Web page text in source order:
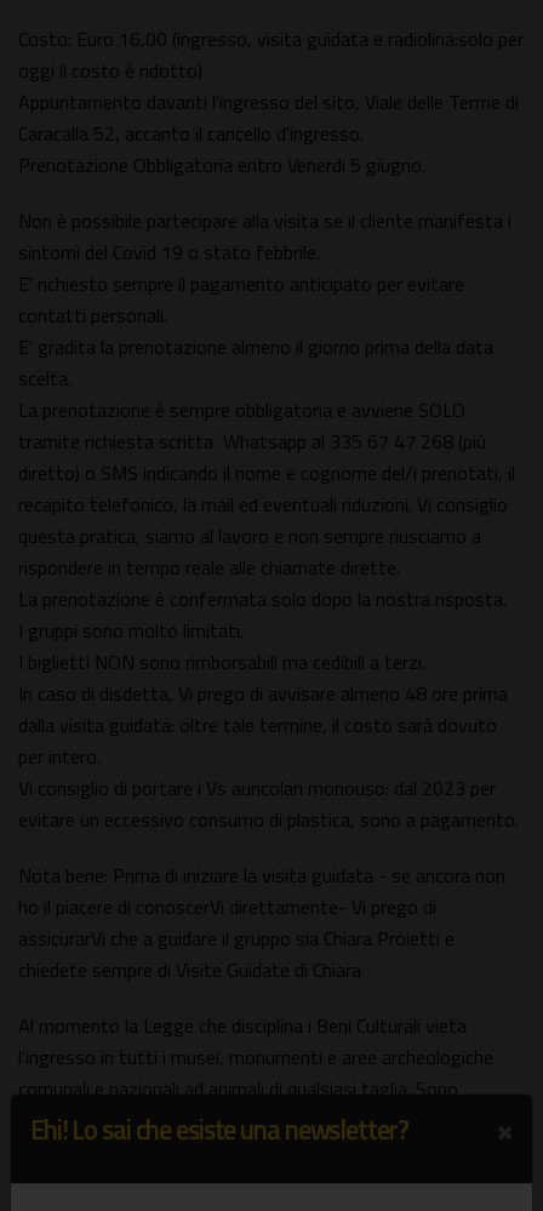
Costo: Euro 16,00 (ingresso, visita guidata e radiolina:solo per
oggi il costo è ridotto)
Appuntamento davanti l'ingresso del sito, Viale delle Terme di
Caracalla 52, accanto il cancello d'ingresso.
Prenotazione Obbligatoria entro Venerdi 5 giugno.
Non è possibile partecipare alla visita se il cliente manifesta i
sintomi del Covid 19 o stato febbrile.
E' richiesto sempre il pagamento anticipato per evitare
contatti personali.
E' gradita la prenotazione almeno il giorno prima della data
scelta.
La prenotazione è sempre obbligatoria e avviene SOLO
tramite richiesta scritta Whatsapp al 335 67 47 268 (più
diretto) o SMS indicando il nome e cognome del/i prenotati, il
recapito telefonico, la mail ed eventuali riduzioni. Vi consiglio
questa pratica, siamo al lavoro e non sempre riusciamo a
rispondere in tempo reale alle chiamate dirette.
La prenotazione è confermata solo dopo la nostra risposta.
I gruppi sono molto limitati.
I biglietti NON sono rimborsabili ma cedibili a terzi.
In caso di disdetta, Vi prego di avvisare almeno 48 ore prima
dalla visita guidata: oltre tale termine, il costo sarà dovuto
per intero.
Vi consiglio di portare i Vs auricolari monouso: dal 2023 per
evitare un eccessivo consumo di plastica, sono a pagamento.
Nota bene: Prima di iniziare la visita guidata - se ancora non
ho il piacere di conoscerVi direttamente- Vi prego di
assicurarVi che a guidare il gruppo sia Chiara Proietti e
chiedete sempre di Visite Guidate di Chiara
Al momento la Legge che disciplina i Beni Culturali vieta
l'ingresso in tutti i musei, monumenti e aree archeologiche
comunali e nazionali ad animali di qualsiasi taglia. Sono
ammessi Solo i cani guida per i non vedenti.
Gruppo Facebook: Visite Guidate di Chiara
Ehi! Lo sai che esiste una newsletter?